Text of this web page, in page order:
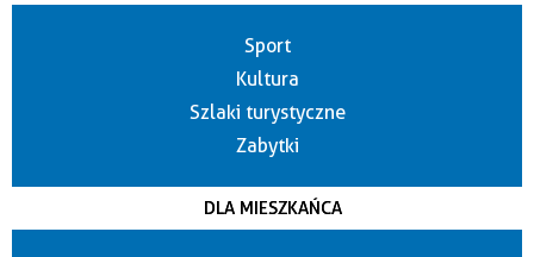
Sport
Kultura
Szlaki turystyczne
Zabytki
DLA MIESZKAŃCA